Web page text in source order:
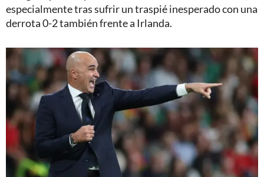
especialmente tras sufrir un traspié inesperado con una
derrota 0-2 también frente a Irlanda.